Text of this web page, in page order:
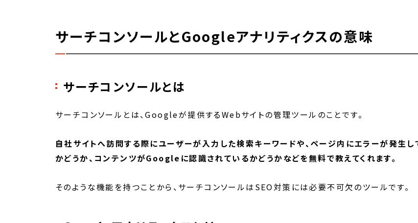
サーチコンソールとGoogleアナリティクスの意味
サーチコンソールとは
サーチコンソールとは、Googleが提供するWebサイトの管理ツールのことです。
自社サイトへ訪問する際にユーザーが入力した検索キーワードや、ページ内にエラーが発生し
かどうか、コンテンツがGoogleに認識されているかどうかなどを無料で教えてくれます。
そのような機能を持つことから、サーチコンソールはSEO対策には必要不可欠のツールです。